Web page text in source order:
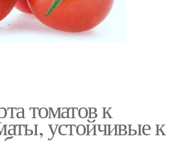
томатов к
устойчивые к